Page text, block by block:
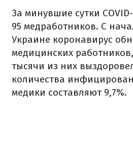
За минувшие сутки
95 медработников. С
Украине коронавирус
медицинских
тысячи из них
количества
медики составляют 9,7%.